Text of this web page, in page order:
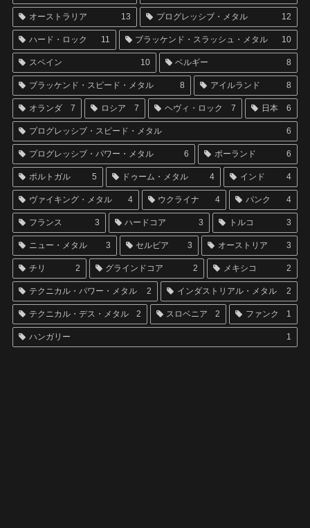
オーストラリア 13 プログレッシブ・メタル 12
ハード・ロック 11 ブラッケンド・スラッシュ・メタル 10
スペイン 10 ベルギー 8
ブラッケンド・スピード・メタル 8 アイルランド 8
オランダ 7 ロシア 7 ヘヴィ・ロック 7 日本 6
プログレッシブ・スピード・メタル 6
プログレッシブ・パワー・メタル 6 ポーランド 6
ポルトガル 5 ドゥーム・メタル 4 インド 4
ヴァイキング・メタル 4 ウクライナ 4 パンク 4
フランス 3 ハードコア 3 トルコ 3
ニュー・メタル 3 セルビア 3 オーストリア 3
チリ 2 グラインドコア 2 メキシコ 2
テクニカル・パワー・メタル 2 インダストリアル・メタル 2
テクニカル・デス・メタル 2 スロベニア 2 ファンク 1
ハンガリー 1